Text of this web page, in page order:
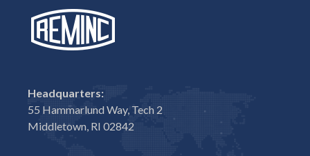
Headquarters:
55 Hammarlund Way, Tech 2
Middletown, RI 02842